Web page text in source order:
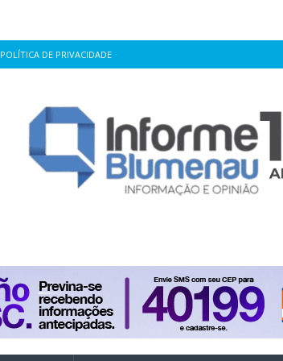
POLÍTICA DE PRIVACIDADE